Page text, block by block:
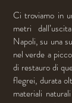
Ci troviamo in
metri
Napoli, su una
nel verde a
di restauro di
flegrei, durata
materiali